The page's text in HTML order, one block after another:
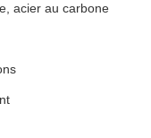
acier au carbone